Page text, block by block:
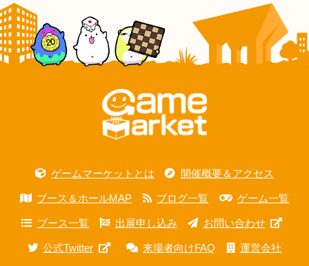
ゲームマーケットとは 開催概要＆アクセス
ブース＆ホールMAP ブログ一覧 ゲーム一覧
ブース一覧 出展申し込み お問い合わせ
公式Twitter 来場者向けFAQ 運営会社